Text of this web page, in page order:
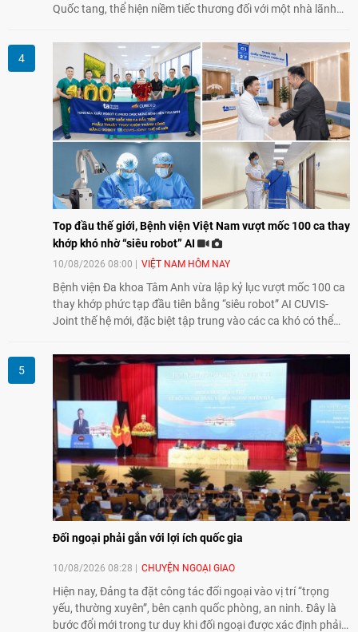
Quốc tang, thể hiện niềm tiếc thương đối với một nhà lãnh
nghị vĩ đại, đoàn kết đặc biệt Việt Nam - Lào.
Top đầu thế giới, Bệnh viện Việt Nam vượt mốc 100 ca thay
khớp khó nhờ “siêu robot” AI
10/08/2026 08:00 VIỆT NAM HÔM NAY
Bệnh viện Đa khoa Tâm Anh vừa lập kỷ lục vượt mốc 100 ca
thay khớp phức tạp đầu tiên bằng “siêu robot” AI CUVIS-
Joint thế hệ mới, đặc biệt tập trung vào các ca khó có thể
mở ra cơ hội mới cho nhiều người bệnh đang đối mặt nguy
cơ “tàn phế”.
Đối ngoại phải gắn với lợi ích quốc gia
10/08/2026 08:28 CHUYỆN NGOẠI GIAO
Hiện nay, Đảng ta đặt công tác đối ngoại vào vị trí “trọng
yếu, thường xuyên”, bên cạnh quốc phòng, an ninh. Đây là
bước đổi mới trong tư duy khi đối ngoại được xác định phải